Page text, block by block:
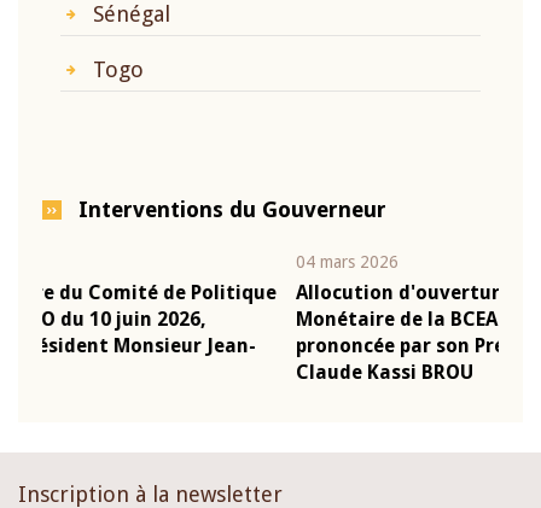
Sénégal
Togo
Interventions du Gouverneur
Allocution d'ouverture du Comité de Politique
Monétaire de la BCEAO du 4 mars 2026,
prononcée par son Président Monsieur Jean-
Inscription à la newsletter